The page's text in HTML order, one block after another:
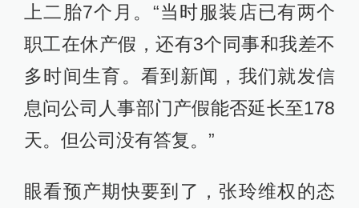
上二胎7个月。“当时服装店已有两个
职工在休产假，还有3个同事和我差不
多时间生育。看到新闻，我们就发信
息问公司人事部门产假能否延长至178
天。但公司没有答复。”
眼看预产期快要到了，张玲维权的态